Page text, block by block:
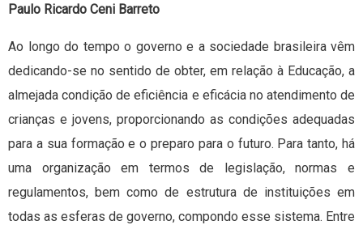
Paulo Ricardo Ceni Barreto
Ao longo do tempo o governo e a sociedade brasileira vêm
dedicando-se no sentido de obter, em relação à Educação, a
almejada condição de eficiência e eficácia no atendimento de
crianças e jovens, proporcionando as condições adequadas
para a sua formação e o preparo para o futuro. Para tanto, há
uma organização em termos de legislação, normas e
regulamentos, bem como de estrutura de instituições em
todas as esferas de governo, compondo esse sistema. Entre